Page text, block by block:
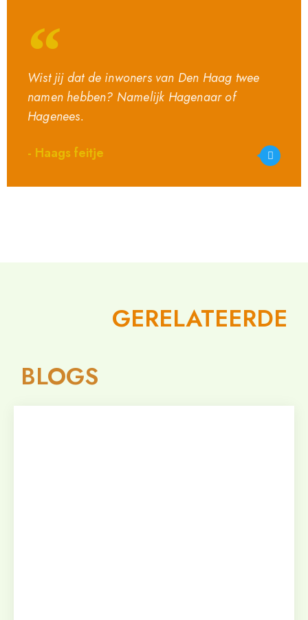
Wist jij dat de inwoners van Den Haag twee
namen hebben? Namelijk Hagenaar of
Hagenees.
- Haags feitje
GERELATEERDE
BLOGS